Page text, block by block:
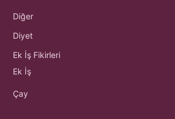
Diğer
Diyet
Ek İş Fikirleri
Ek İş
Çay